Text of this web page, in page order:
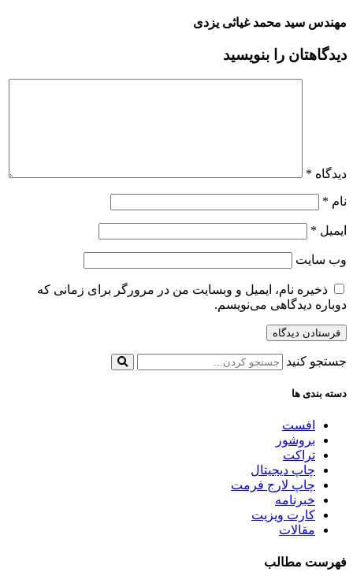
مهندس سید محمد غیاثی یزدی
دیدگاهتان را بنویسید
دیدگاه *
نام *
ایمیل *
وب‌ سایت
ذخیره نام، ایمیل و وبسایت من در مرورگر برای زمانی که
دوباره دیدگاهی می‌نویسم.
جستجو کنید
دسته بندی ها
افست
بروشور
تراکت
چاپ دیجیتال
چاپ لارج فرمت
خبرنامه
کارت ویزیت
مقالات
فهرست مطالب